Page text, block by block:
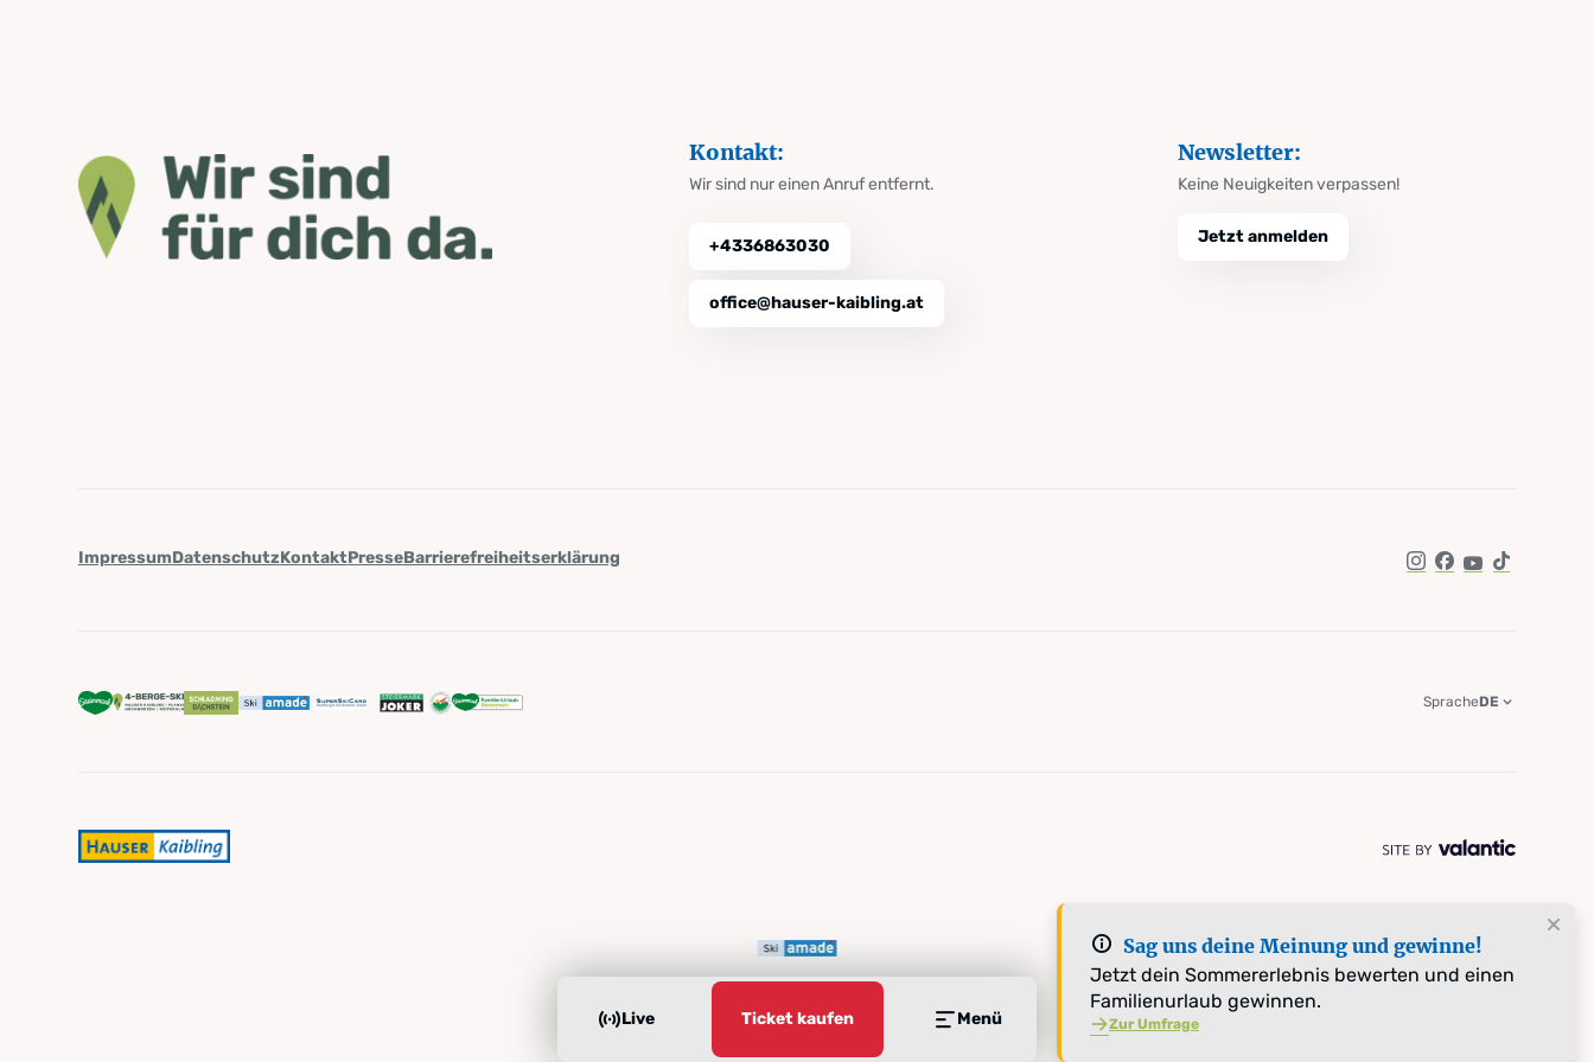
Live Ticket kaufen Menü
Sag uns deine Meinung und gewinne!
Jetzt dein Sommererlebnis bewerten und einen
Familienurlaub gewinnen.
Zur Umfrage
Kontakt:
Wir sind nur einen Anruf entfernt.
+4336863030
office@hauser-kaibling.at
Newsletter:
Keine Neuigkeiten verpassen!
Jetzt anmelden
ImpressumDatenschutzKontaktPresseBarrierefreiheitserklärung
Instagram
Facebook
YouTube
TikTok
SpracheDE